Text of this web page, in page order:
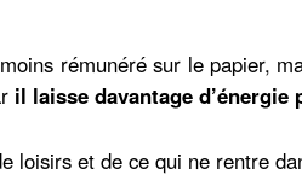
rémunéré sur le papier,
il laisse davantage d’énergie
loisirs et de ce qui ne rentre